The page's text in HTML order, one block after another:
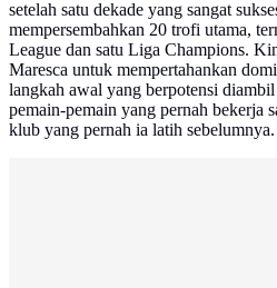
setelah satu dekade yang sangat
mempersembahkan 20 trofi utama,
League dan satu Liga Champions.
Maresca untuk mempertahankan
langkah awal yang berpotensi
pemain-pemain yang pernah bekerja
klub yang pernah ia latih sebelumnya.